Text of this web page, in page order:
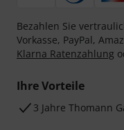
Bezahlen Sie
Vorkasse, PayPal,
Klarna Ratenzahlung
Ihre Vorteile
3 Jahre Thomann